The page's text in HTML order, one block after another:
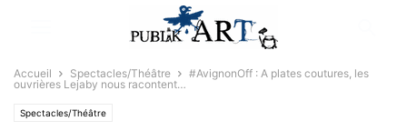
Accueil Spectacles/Théâtre
#AvignonOff : A plates coutures, les
ouvrières Lejaby nous racontent…
Spectacles/Théâtre